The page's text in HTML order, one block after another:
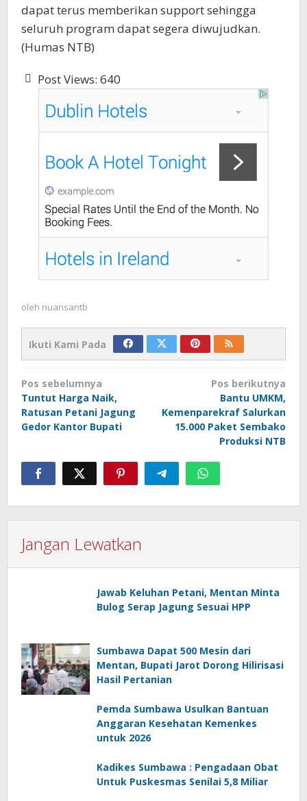
dapat terus memberikan support sehingga
seluruh program dapat segera diwujudkan.
(Humas NTB)
Post Views: 640
oleh nuansantb
Ikuti Kami Pada
Navigasi
pos
Pos sebelumnya
Tuntut Harga Naik,
Ratusan Petani Jagung
Gedor Kantor Bupati
Pos berikutnya
Bantu UMKM,
Kemenparekraf Salurkan
15.000 Paket Sembako
Produksi NTB
Jangan Lewatkan
Jawab Keluhan Petani, Mentan Minta
Bulog Serap Jagung Sesuai HPP
Sumbawa Dapat 500 Mesin dari
Mentan, Bupati Jarot Dorong Hilirisasi
Hasil Pertanian
Pemda Sumbawa Usulkan Bantuan
Anggaran Kesehatan Kemenkes
untuk 2026
Kadikes Sumbawa : Pengadaan Obat
Untuk Puskesmas Senilai 5,8 Miliar